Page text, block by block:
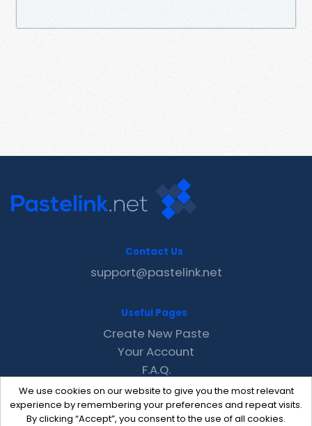
We use cookies on our website to give you the most relevant
experience by remembering your preferences and repeat visits.
By clicking “Accept”, you consent to the use of all cookies.
Contact Us
support@pastelink.net
Useful Pages
Create New Paste
Your Account
F.A.Q.
Recent
Contact